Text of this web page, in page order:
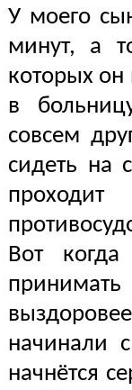
У моего
минут, а
которых он
в
совсем
сидеть на
Вот
начинали
начнётся